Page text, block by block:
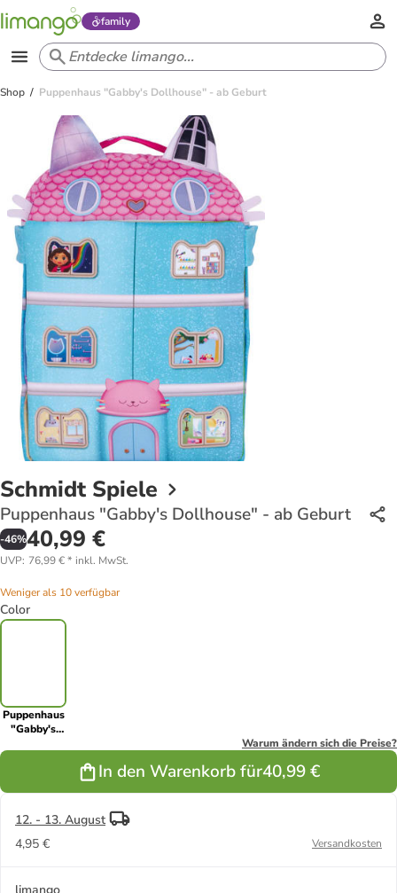
family
Shop Puppenhaus "Gabby's Dollhouse" - ab Geburt
Schmidt Spiele
Puppenhaus "Gabby's Dollhouse" - ab Geburt
-46%40,99 €
UVP: 76,99 €* inkl. MwSt.
Weniger als 10 verfügbar
Color
Puppenhaus
"Gabby's
Warum ändern sich die Preise?
In den Warenkorb für40,99 €
12. - 13. August
4,95 €
Versandkosten